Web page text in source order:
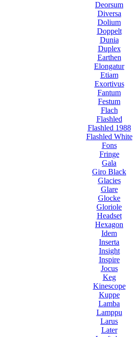
Deorsum
Diversa
Dolium
Doppelt
Dunia
Duplex
Earthen
Elongatur
Etiam
Exortivus
Fantum
Festum
Flach
Flashled
Flashled 1988
Flashled White
Fons
Fringe
Gala
Giro Black
Glacies
Glare
Glocke
Gloriole
Headset
Hexagon
Idem
Inserta
Insight
Inspire
Jocus
Keg
Kinescope
Kuppe
Lamba
Lamppu
Larus
Later